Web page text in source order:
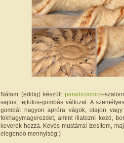
Nálam (eddig) készült paradicsomos-
sajtos, tejfölös-gombás változat. A
gombát nagyon apróra vágok, olajon
fokhagymagerezdet, amint illatozni kezd,
keverek hozzá. Kevés mustárral ízesítem,
elegendő mennyiség.)